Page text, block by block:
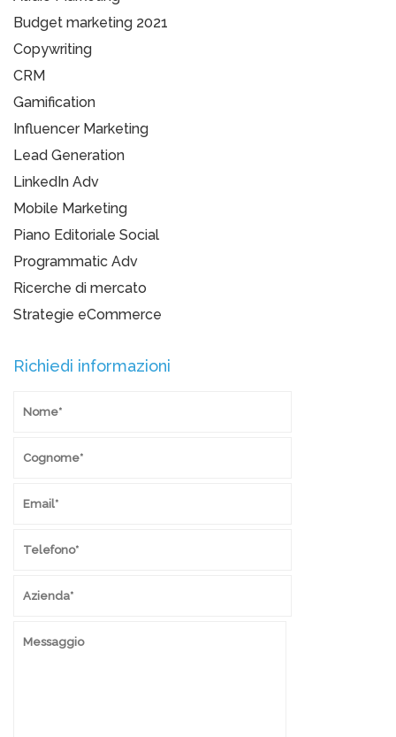
Budget marketing 2021
Copywriting
CRM
Gamification
Influencer Marketing
Lead Generation
LinkedIn Adv
Mobile Marketing
Piano Editoriale Social
Programmatic Adv
Ricerche di mercato
Strategie eCommerce
Richiedi informazioni